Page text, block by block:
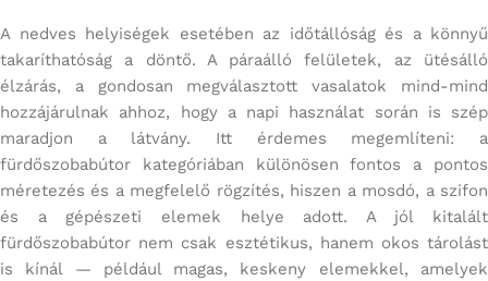
A nedves helyiségek esetében az időtállóság és a könnyű
takaríthatóság a döntő. A páraálló felületek, az ütésálló
élzárás, a gondosan megválasztott vasalatok mind-mind
hozzájárulnak ahhoz, hogy a napi használat során is szép
maradjon a látvány. Itt érdemes megemlíteni: a
fürdőszobabútor kategóriában különösen fontos a pontos
méretezés és a megfelelő rögzítés, hiszen a mosdó, a szifon
és a gépészeti elemek helye adott. A jól kitalált
fürdőszobabútor nem csak esztétikus, hanem okos tárolást
is kínál — például magas, keskeny elemekkel, amelyek